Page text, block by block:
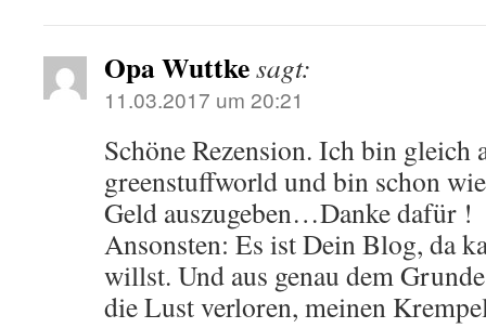
Opa Wuttkesagt:
11.03.2017 um 20:21
Schöne Rezension. Ich bin gleich
greenstuffworld und bin schon
Geld auszugeben…Danke dafür !
Ansonsten: Es ist Dein Blog, da
willst. Und aus genau dem
die Lust verloren, meinen